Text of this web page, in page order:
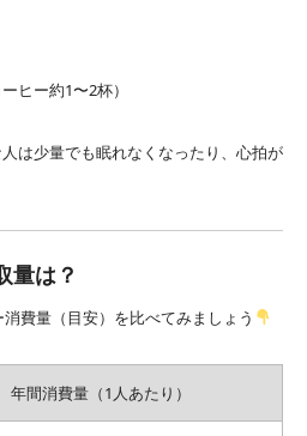
ヒー約1〜2杯）
は少量でも眠れなくなったり、心拍が
量は？
費量（目安）を比べてみましょう
年間消費量（1人あたり）